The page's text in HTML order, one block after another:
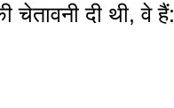
चेतावनी दी थी, वे हैं: